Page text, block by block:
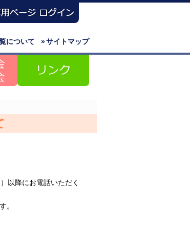
»サイトマップ
について
以降にお電話いただく
。